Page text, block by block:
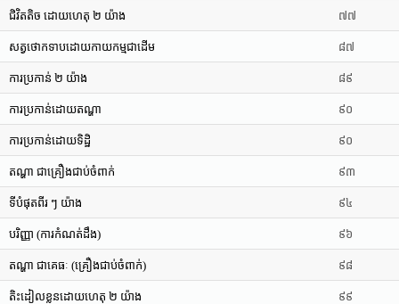
ជិវិតតិច ដោយហេតុ ២ យ៉ាង ៧៧
សត្វថោកទាបដោយកាយកម្មជាដើម ៨៧
ការប្រកាន់ ២ យ៉ាង ៨៩
ការប្រកាន់ដោយតណ្ហា ៩០
ការប្រកាន់ដោយទិដ្ឋិ ៩០
តណ្ហា ជាគ្រឿងជាប់ចំពាក់ ៩៣
ទីបំផុតពីរ ៗ យ៉ាង ៩៤
បរិញ្ញា (ការកំណត់ដឹង) ៩៦
តណ្ហា ជាគេធៈ (គ្រឿងជាប់ចំពាក់) ៩៨
តិះដៀលខ្លួនដោយហេតុ ២ យ៉ាង ៩៩